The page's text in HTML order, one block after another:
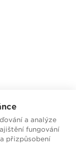
a analýze
fungování
přizpůsobení